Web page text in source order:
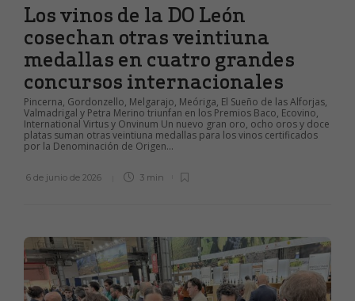
Los vinos de la DO León
cosechan otras veintiuna
medallas en cuatro grandes
concursos internacionales
Pincerna, Gordonzello, Melgarajo, Meóriga, El Sueño de las Alforjas,
Valmadrigal y Petra Merino triunfan en los Premios Baco, Ecovino,
International Virtus y Onvinum Un nuevo gran oro, ocho oros y doce
platas suman otras veintiuna medallas para los vinos certificados
por la Denominación de Origen...
6 de junio de 2026 3 min